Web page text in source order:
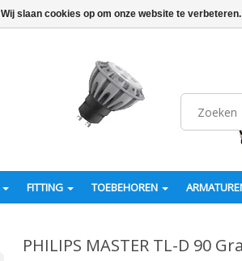
FITTING TOEBEHOREN
PHILIPS MASTER TL-D 90
Wij slaan cookies op om onze website te